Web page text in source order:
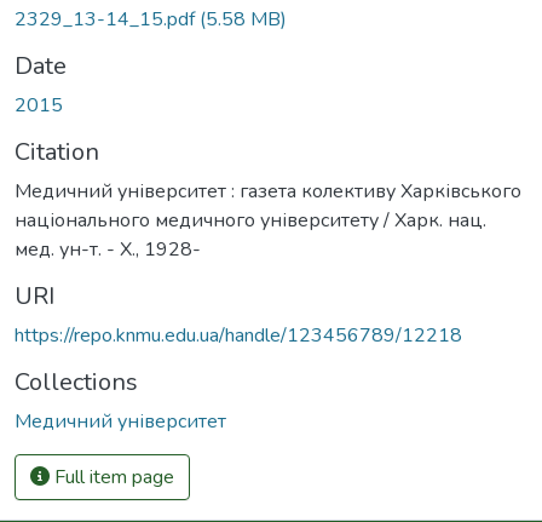
2329_13-14_15.pdf(5.58 MB)
Date
2015
Citation
Медичний університет : газета колективу Харківського
національного медичного університету / Харк. нац.
мед. ун-т. - Х., 1928-
URI
https://repo.knmu.edu.ua/handle/123456789/12218
Collections
Медичний університет
Full item page